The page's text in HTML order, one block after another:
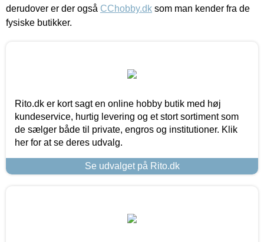
derudover er der også CChobby.dk som man kender fra de
fysiske butikker.
Rito.dk er kort sagt en online hobby butik med høj
kundeservice, hurtig levering og et stort sortiment som
de sælger både til private, engros og institutioner. Klik
her for at se deres udvalg.
Se udvalget på Rito.dk